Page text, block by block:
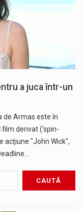
a juca într-un
de Armas este în
film derivat ('spin-
acţiune "John Wick",